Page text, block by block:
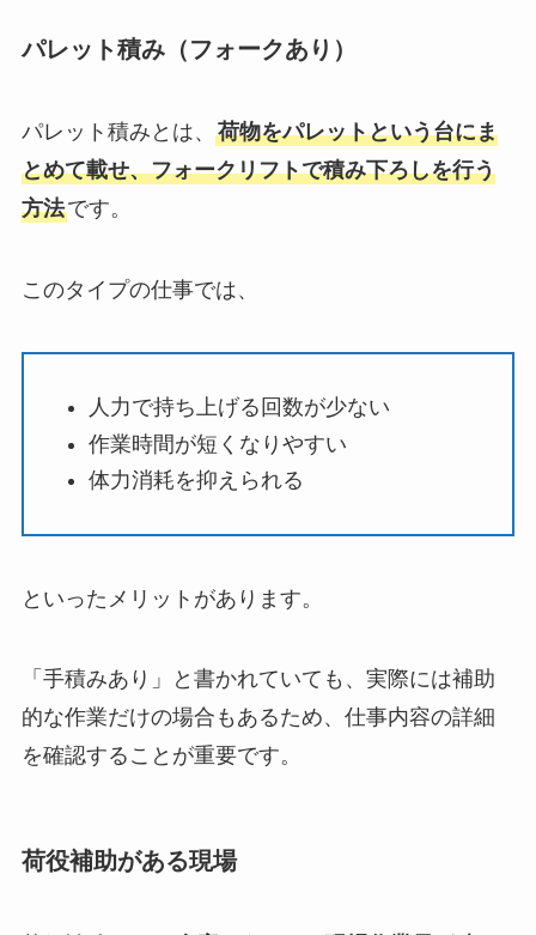
パレット積み（フォークあり）
パレット積みとは、 荷物をパレットという台にま
とめて載せ、フォークリフトで積み下ろしを行う
方法です。
このタイプの仕事では、
人力で持ち上げる回数が少ない
作業時間が短くなりやすい
体力消耗を抑えられる
といったメリットがあります。
「手積みあり」と書かれていても、実際には補助
的な作業だけの場合もあるため、仕事内容の詳細
を確認することが重要です。
荷役補助がある現場